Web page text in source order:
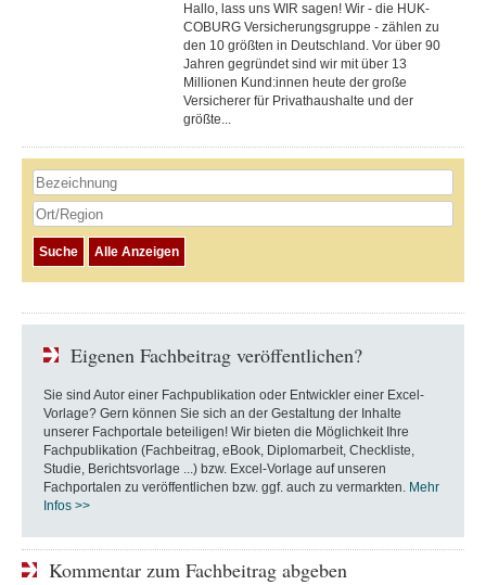
Hallo, lass uns WIR sagen! Wir - die HUK-
COBURG Versicherungsgruppe - zählen zu
den 10 größten in Deutschland. Vor über 90
Jahren gegründet sind wir mit über 13
Millionen Kund:innen heute der große
Versicherer für Privathaushalte und der
größte...
Eigenen Fachbeitrag veröffentlichen?
Sie sind Autor einer Fachpublikation oder Entwickler einer Excel-
Vorlage? Gern können Sie sich an der Gestaltung der Inhalte
unserer Fachportale beteiligen! Wir bieten die Möglichkeit Ihre
Fachpublikation (Fachbeitrag, eBook, Diplomarbeit, Checkliste,
Studie, Berichtsvorlage ...) bzw. Excel-Vorlage auf unseren
Fachportalen zu veröffentlichen bzw. ggf. auch zu vermarkten. Mehr
Infos >>
Kommentar zum Fachbeitrag abgeben